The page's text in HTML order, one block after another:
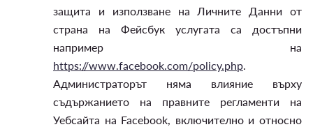
защита и използване на Личните Данни от
страна на Фейсбук услугата са достъпни
например на
https://www.facebook.com/policy.php.
Администраторът няма влияние върху
съдържанието на правните регламенти на
Уебсайта на Facebook, включително и относно